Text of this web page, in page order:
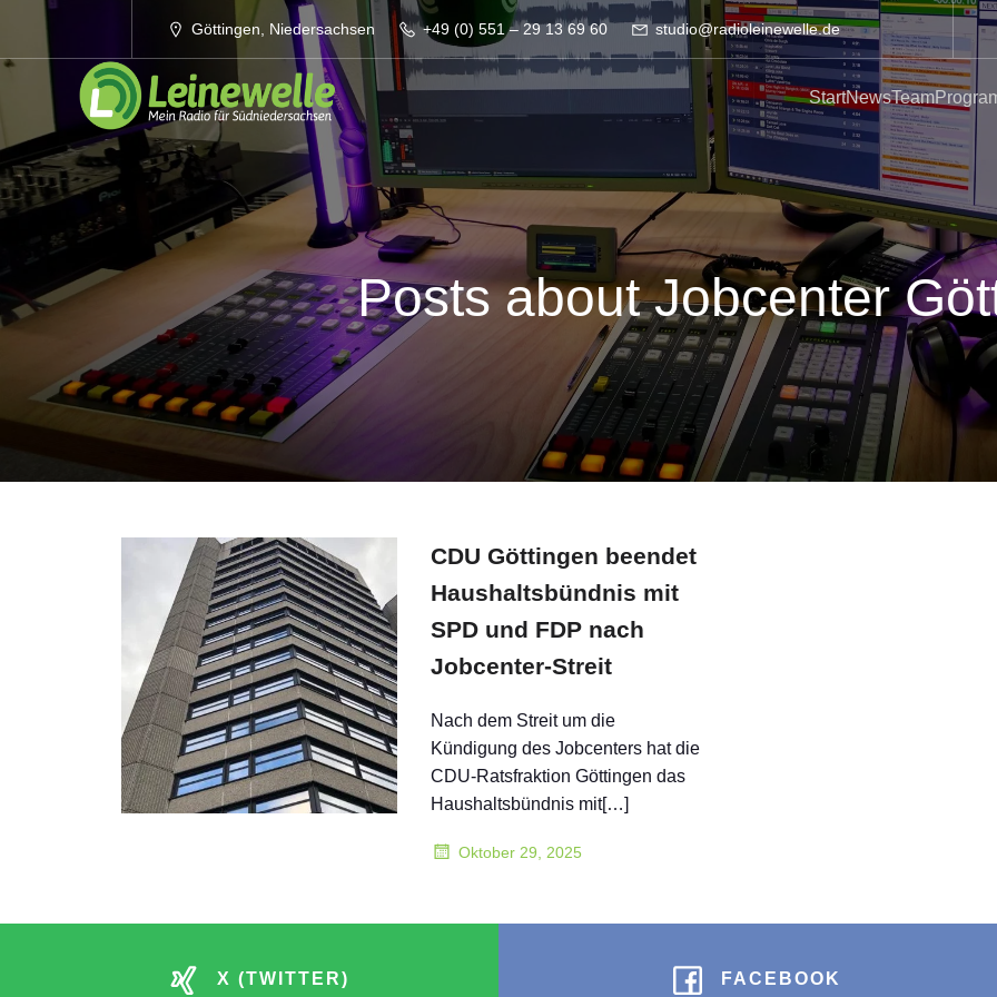
Göttingen, Niedersachsen +49 (0) 551 – 29 13 69 60 studio@radioleinewelle.de
StartNewsTeam
Posts about Jobcenter
CDU Göttingen beendet
Haushaltsbündnis mit
SPD und FDP nach
Jobcenter-Streit
Nach dem Streit um die
Kündigung des Jobcenters hat die
CDU-Ratsfraktion Göttingen das
Haushaltsbündnis mit[…]
Oktober 29, 2025
X (TWITTER) FACEBOOK